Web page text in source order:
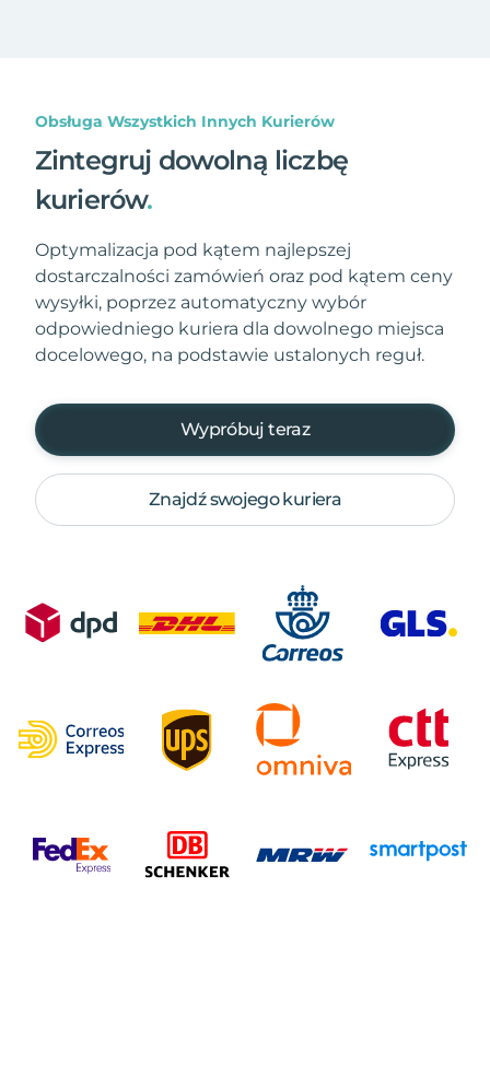
Obsługa Wszystkich Innych Kurierów
Zintegruj dowolną liczbę
kurierów.
Optymalizacja pod kątem najlepszej
dostarczalności zamówień oraz pod kątem ceny
wysyłki, poprzez automatyczny wybór
odpowiedniego kuriera dla dowolnego miejsca
docelowego, na podstawie ustalonych reguł.
Wypróbuj teraz
Znajdź swojego kuriera